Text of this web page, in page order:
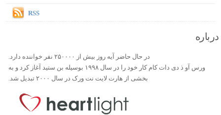
RSS
درباره
در حال حاضر آیه روز بیش از ۲۵۰۰۰۰ نفر خواننده دارد.
ورس آو ذ دی دات کام کار خود را در سال ۱۹۹۸ بوسیله بن ستید آغاز کرد و به
بخشی از هارت لایت نت ورک در سال ۲۰۰۰ تبدیل شد.